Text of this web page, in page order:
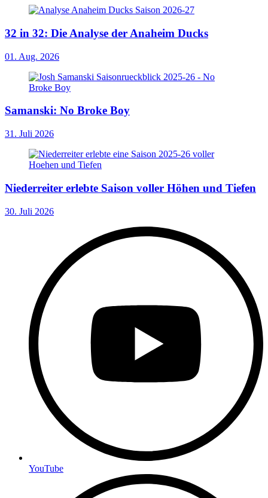
32 in 32: Die Analyse der Anaheim Ducks
01. Aug. 2026
Samanski: No Broke Boy
31. Juli 2026
Niederreiter erlebte Saison voller Höhen und Tiefen
30. Juli 2026
YouTube